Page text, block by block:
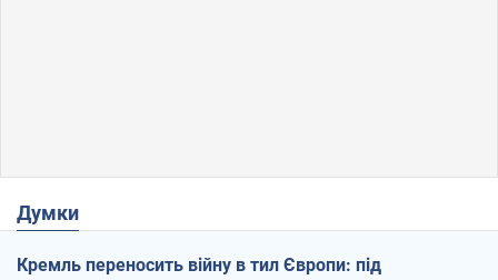
Думки
Кремль переносить війну в тил Європи: під